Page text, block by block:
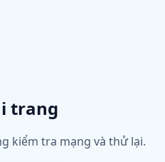
trang
kiểm tra mạng và thử lại.